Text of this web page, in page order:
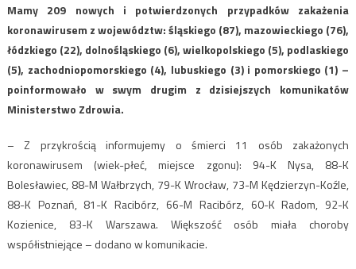
Mamy 209 nowych i potwierdzonych przypadków zakażenia
koronawirusem z województw: śląskiego (87), mazowieckiego (76),
łódzkiego (22), dolnośląskiego (6), wielkopolskiego (5), podlaskiego
(5), zachodniopomorskiego (4), lubuskiego (3) i pomorskiego (1) –
poinformowało w swym drugim z dzisiejszych komunikatów
Ministerstwo Zdrowia.
– Z przykrością informujemy o śmierci 11 osób zakażonych
koronawirusem (wiek-płeć, miejsce zgonu): 94-K Nysa, 88-K
Bolesławiec, 88-M Wałbrzych, 79-K Wrocław, 73-M Kędzierzyn-Koźle,
88-K Poznań, 81-K Racibórz, 66-M Racibórz, 60-K Radom, 92-K
Kozienice, 83-K Warszawa. Większość osób miała choroby
współistniejące – dodano w komunikacie.